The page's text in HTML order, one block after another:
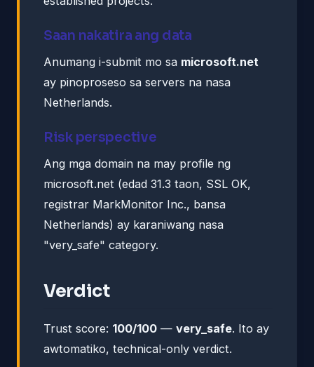
Saan nakatira ang data
Anumang i-submit mo sa microsoft.net
ay pinoproseso sa servers na nasa
Netherlands.
Risk perspective
Ang mga domain na may profile ng
microsoft.net (edad 31.3 taon, SSL OK,
registrar MarkMonitor Inc., bansa
Netherlands) ay karaniwang nasa
"very_safe" category.
Verdict
Trust score: 100/100 — very_safe. Ito ay
awtomatiko, technical-only verdict.